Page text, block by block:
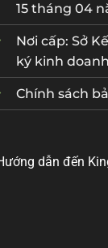
15 tháng 04
Nơi cấp: Sở
ký kinh doanh
Chính sách
dẫn đến